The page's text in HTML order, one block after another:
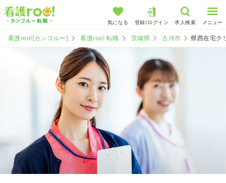
気になる 登録/ログイン 求人検索 メニュー
看護roo![カンゴルー] 看護roo! 転職 茨城県 古河市 県西在宅ク